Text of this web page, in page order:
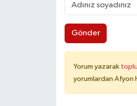
Gönder
Yorum yazarak
yorumlardan Afyon